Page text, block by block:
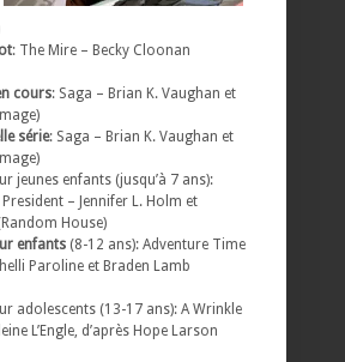
: The Mire – Becky Cloonan
cours: Saga – Brian K. Vaughan et
série: Saga – Brian K. Vaughan et
jeunes enfants (jusqu’à 7 ans):
– Jennifer L. Holm et
House)
enfants (8-12 ans): Adventure Time
Paroline et Braden Lamb
adolescents (13-17 ans): A Wrinkle
L’Engle, d’après Hope Larson